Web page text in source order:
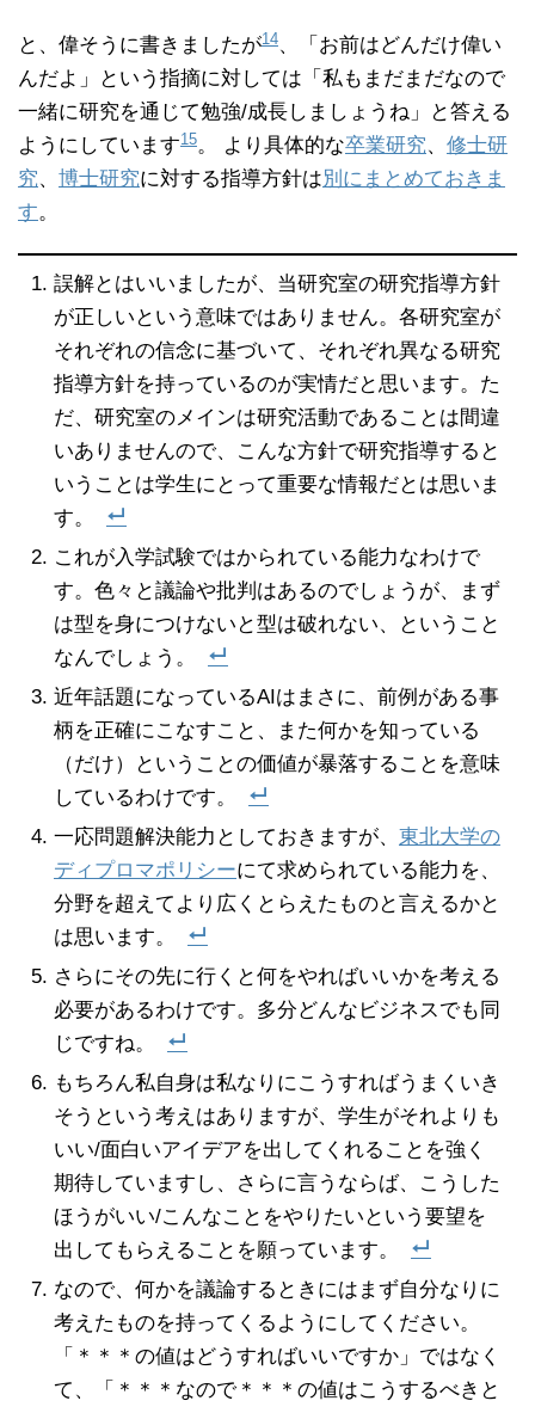
と、偉そうに書きましたが14、「お前はどんだけ偉い
んだよ」という指摘に対しては「私もまだまだなので
一緒に研究を通じて勉強/成長しましょうね」と答える
ようにしています15。 より具体的な卒業研究、 修士研
究、 博士研究に対する指導方針は別にまとめておきま
す。
誤解とはいいましたが、当研究室の研究指導方針
が正しいという意味ではありません。各研究室が
それぞれの信念に基づいて、それぞれ異なる研究
指導方針を持っているのが実情だと思います。た
だ、研究室のメインは研究活動であることは間違
いありませんので、こんな方針で研究指導すると
いうことは学生にとって重要な情報だとは思いま
す。
これが入学試験ではかられている能力なわけで
す。色々と議論や批判はあるのでしょうが、まず
は型を身につけないと型は破れない、ということ
なんでしょう。
近年話題になっているAIはまさに、前例がある事
柄を正確にこなすこと、また何かを知っている
（だけ）ということの価値が暴落することを意味
しているわけです。
一応問題解決能力としておきますが、 東北大学の
ディプロマポリシーにて求められている能力を、
分野を超えてより広くとらえたものと言えるかと
は思います。
さらにその先に行くと何をやればいいかを考える
必要があるわけです。多分どんなビジネスでも同
じですね。
もちろん私自身は私なりにこうすればうまくいき
そうという考えはありますが、学生がそれよりも
いい/面白いアイデアを出してくれることを強く
期待していますし、さらに言うならば、こうした
ほうがいい/こんなことをやりたいという要望を
出してもらえることを願っています。
なので、何かを議論するときにはまず自分なりに
考えたものを持ってくるようにしてください。
「＊＊＊の値はどうすればいいですか」ではなく
て、「＊＊＊なので＊＊＊の値はこうするべきと